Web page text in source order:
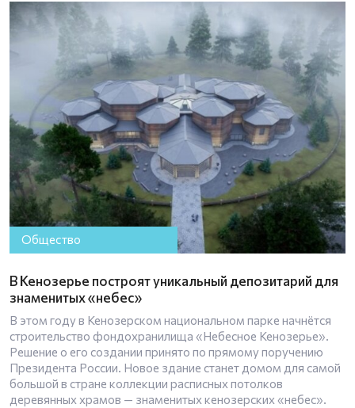
Общество
В Кенозерье построят уникальный депозитарий для
знаменитых «небес»
В этом году в Кенозерском национальном парке начнётся
строительство фондохранилища «Небесное Кенозерье».
Решение о его создании принято по прямому поручению
Президента России. Новое здание станет домом для самой
большой в стране коллекции расписных потолков
деревянных храмов — знаменитых кенозерских «небес».